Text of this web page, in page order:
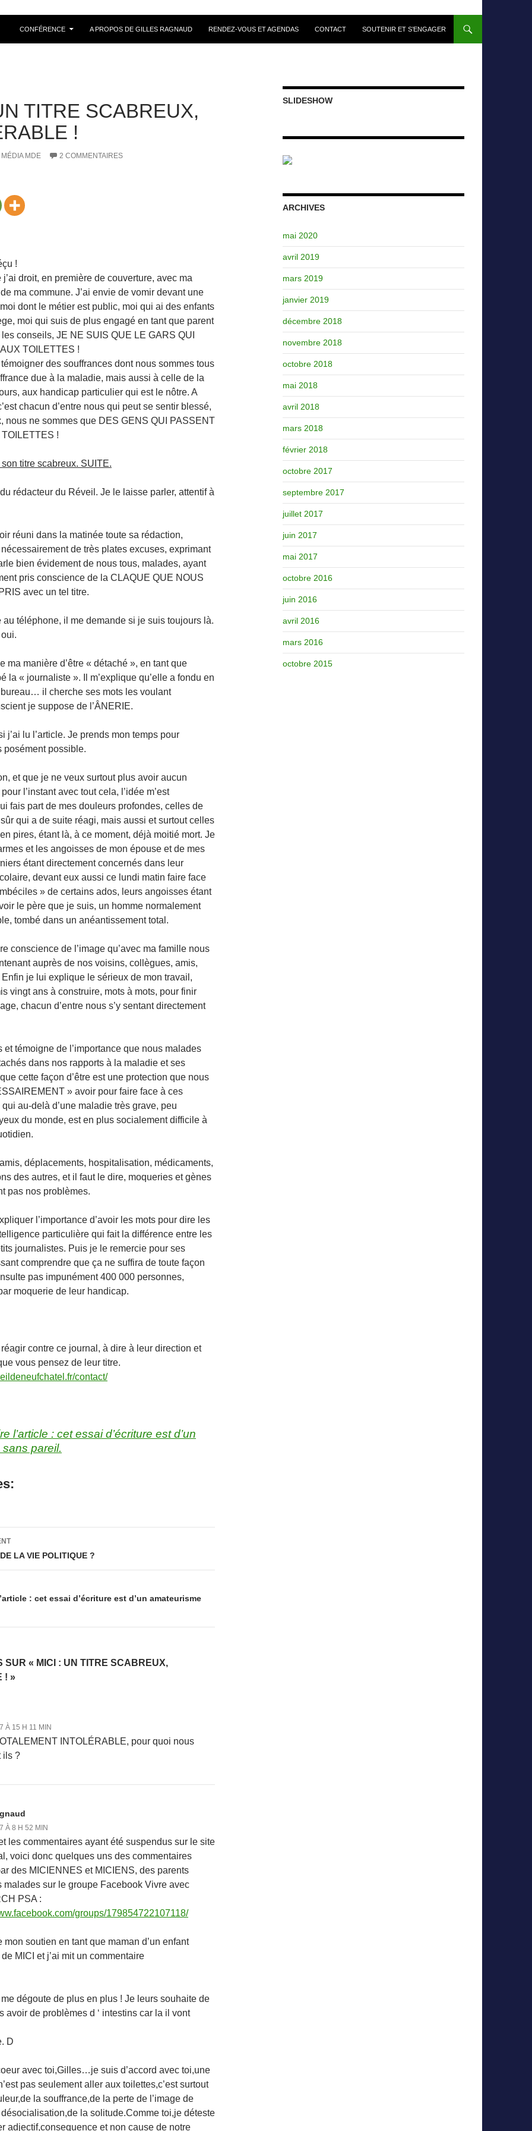
CONFÉRENCE
A PROPOS DE GILLES RAGNAUD RENDEZ-VOUS ET AGENDAS CONTACT SOUTENIR ET S’ENGAGER
TITRE SCABREUX,
!
MÉDIA MDE 2 COMMENTAIRES
!
droit, en première de couverture, avec ma
ma commune. J’ai envie de vomir devant une
dont le métier est public, moi qui ai des enfants
moi qui suis de plus engagé en tant que parent
les conseils, JE NE SUIS QUE LE GARS QUI
TOILETTES !
des souffrances dont nous sommes tous
due à la maladie, mais aussi à celle de la
aux handicap particulier qui est le nôtre. A
chacun d’entre nous qui peut se sentir blessé,
nous ne sommes que DES GENS QUI PASSENT
!
titre scabreux. SUITE.
rédacteur du Réveil. Je le laisse parler, attentif à
réuni dans la matinée toute sa rédaction,
de très plates excuses, exprimant
bien évidement de nous tous, malades, ayant
pris conscience de la CLAQUE QUE NOUS
avec un tel titre.
au téléphone, il me demande si je suis toujours là.
ma manière d’être « détaché », en tant que
la « journaliste ». Il m’explique qu’elle a fondu en
bureau… il cherche ses mots les voulant
je suppose de l’ÂNERIE.
j’ai lu l’article. Je prends mon temps pour
posément possible.
et que je ne veux surtout plus avoir aucun
l’instant avec tout cela, l’idée m’est
fais part de mes douleurs profondes, celles de
qui a de suite réagi, mais aussi et surtout celles
pires, étant là, à ce moment, déjà moitié mort. Je
et les angoisses de mon épouse et de mes
étant directement concernés dans leur
devant eux aussi ce lundi matin faire face
» de certains ados, leurs angoisses étant
le père que je suis, un homme normalement
tombé dans un anéantissement total.
conscience de l’image qu’avec ma famille nous
auprès de nos voisins, collègues, amis,
je lui explique le sérieux de mon travail,
vingt ans à construire, mots à mots, pour finir
chacun d’entre nous s’y sentant directement
et témoigne de l’importance que nous malades
dans nos rapports à la maladie et ses
cette façon d’être est une protection que nous
» avoir pour faire face à ces
au-delà d’une maladie très grave, peu
du monde, est en plus socialement difficile à
déplacements, hospitalisation, médicaments,
des autres, et il faut le dire, moqueries et gènes
pas nos problèmes.
l’importance d’avoir les mots pour dire les
particulière qui fait la différence entre les
journalistes. Puis je le remercie pour ses
comprendre que ça ne suffira de toute façon
pas impunément 400 000 personnes,
moquerie de leur handicap.
réagir contre ce journal, à dire à leur direction et
vous pensez de leur titre.
contact/
l’article : cet essai d’écriture est d’un
pareil.
LA VIE POLITIQUE ?
: cet essai d’écriture est d’un amateurisme
SUR « MICI : UN TITRE SCABREUX,
! »
À 15 H 11 MIN
INTOLÉRABLE, pour quoi nous
ils ?
À 8 H 52 MIN
et les commentaires ayant été suspendus sur le site
voici donc quelques uns des commentaires
des MICIENNES et MICIENS, des parents
malades sur le groupe Facebook Vivre avec
PSA :
groups/179854722107118/
mon soutien en tant que maman d’un enfant
MICI et j’ai mit un commentaire
dégoute de plus en plus ! Je leurs souhaite de
avoir de problèmes d ‘ intestins car la il vont
D
avec toi,Gilles…je suis d’accord avec toi,une
pas seulement aller aux toilettes,c’est surtout
la souffrance,de la perte de l’image de
la solitude.Comme toi,je déteste
adjectif,consequence et non cause de notre
SLIDESHOW
ARCHIVES
mai 2020
avril 2019
mars 2019
janvier 2019
décembre 2018
novembre 2018
octobre 2018
mai 2018
avril 2018
mars 2018
février 2018
octobre 2017
septembre 2017
juillet 2017
juin 2017
mai 2017
octobre 2016
juin 2016
avril 2016
mars 2016
octobre 2015